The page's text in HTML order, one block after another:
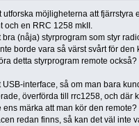
utforska möjligheterna att fjärrstyra
och en RRC 1258 mkII.
bra (nåja) styrprogram som styr
borde vara så värst svårt för den
detta styrprogram remote också?
USB-interface, så om man bara
överförda till rrc1258, och där
märka att man kör den remote?
redan finns, så kan det väl inte